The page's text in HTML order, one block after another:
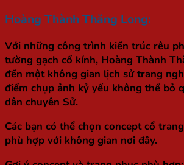
Hoàng Thành Thăng Long:
Với những công trình kiến trúc rêu
tường gạch cổ kính, Hoàng Thành
đến một không gian lịch sử trang
điểm chụp ảnh kỷ yếu không thể bỏ
dân chuyên Sử.
Các bạn có thể chọn concept cổ
phù hợp với không gian nơi đây.